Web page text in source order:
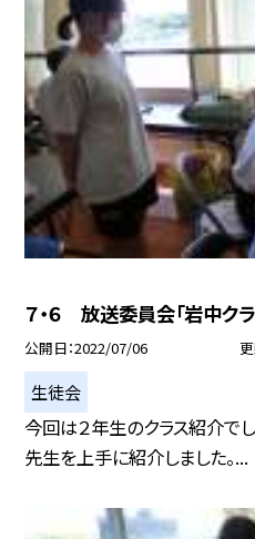
７・６ 放送委員会「岩中ク
公開日 2022/07/06
生徒会
今回は２年生のクラス紹介で
先生を上手に紹介しました。...